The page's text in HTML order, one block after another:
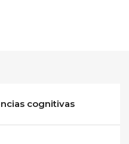
cognitivas